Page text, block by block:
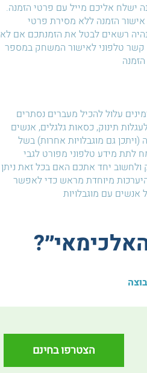
ישלח אליכם מייל עם פרטי הזמנה.
אישור הזמנה ללא מסירת פרטי
נהיה רשאים לבטל את הזמנתכם אם לא
קשר טלפוני לאישור המשחק במספר
עלול להכיל מעברים נסתרים
לעגלות תינוק, כסאות גלגלים, אנשים
(ויתכן גם מוגבלויות אחרות) בשל
לתת מידע טלפוני מפורט לגבי
יחד אתכם האם בכל זאת ניתן
מיוחדת מראש כדי לאפשר
עם מוגבלויות
הצטרפו בחינם